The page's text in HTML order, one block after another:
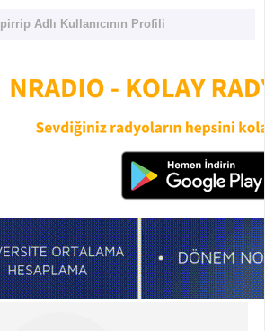
pirrip Adlı Kullanıcının Profili